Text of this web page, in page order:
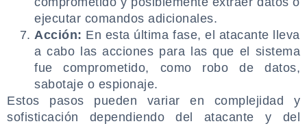
ejecutar comandos adicionales.
Acción: En esta última fase, el atacante lleva
a cabo las acciones para las que el sistema
fue comprometido, como robo de datos,
sabotaje o espionaje.
Estos pasos pueden variar en complejidad y
sofisticación dependiendo del atacante y del